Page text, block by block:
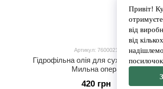
Артикул: 7600021
Гідрофільна олія для сухої шкіри ТМ
Мильна опера
420 грн